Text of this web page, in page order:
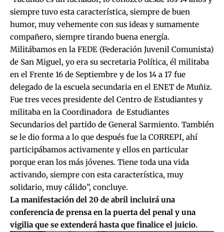
siempre tuvo esta característica, siempre de buen
humor, muy vehemente con sus ideas y sumamente
compañero, siempre tirando buena energía.
Militábamos en la FEDE (Federación Juvenil Comunista)
de San Miguel, yo era su secretaria Política, él militaba
en el Frente 16 de Septiembre y de los 14 a 17 fue
delegado de la escuela secundaria en el ENET de Muñiz.
Fue tres veces presidente del Centro de Estudiantes y
militaba en la Coordinadora de Estudiantes
Secundarios del partido de General Sarmiento. También
se le dio forma a lo que después fue la CORREPI, ahí
participábamos activamente y ellos en particular
porque eran los más jóvenes. Tiene toda una vida
activando, siempre con esta característica, muy
solidario, muy cálido”, concluye.
La manifestación del 20 de abril incluirá una
conferencia de prensa en la puerta del penal y una
vigilia que se extenderá hasta que finalice el juicio.